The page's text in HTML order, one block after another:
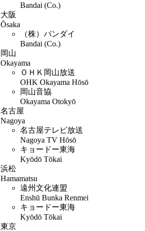
Bandai (Co.)
大阪
Ōsaka
（株）バンダイ
Bandai (Co.)
岡山
Okayama
ＯＨＫ岡山放送
OHK Okayama Hōsō
岡山音協
Okayama Otokyō
名古屋
Nagoya
名古屋テレビ放送
Nagoya TV Hōsō
キョードー東海
Kyōdō Tōkai
浜松
Hamamatsu
遠州文化連盟
Enshū Bunka Renmei
キョードー東海
Kyōdō Tōkai
東京